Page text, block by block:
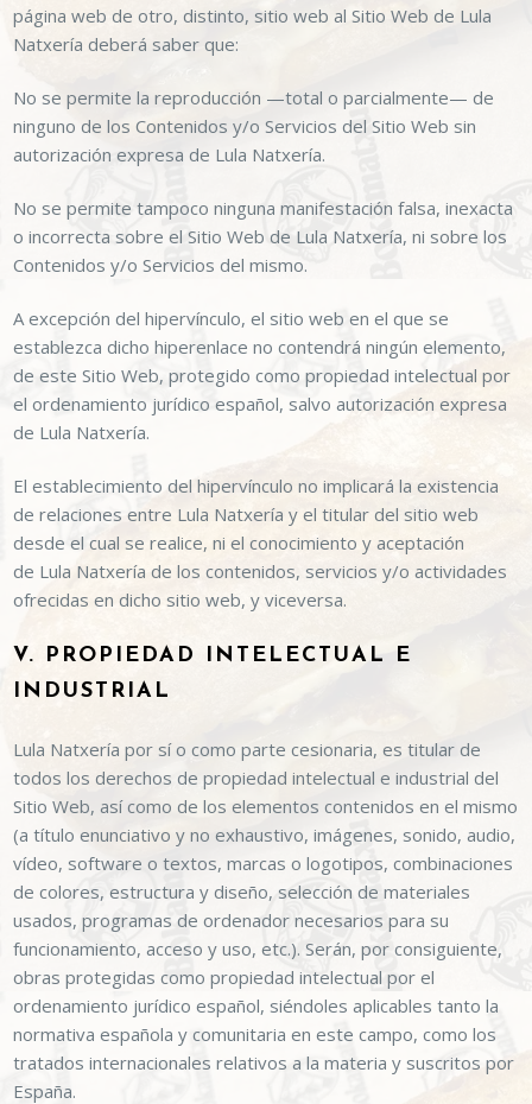
página web de otro, distinto, sitio web al Sitio Web de Lula
Natxería deberá saber que:
No se permite la reproducción —total o parcialmente— de
ninguno de los Contenidos y/o Servicios del Sitio Web sin
autorización expresa de Lula Natxería.
No se permite tampoco ninguna manifestación falsa, inexacta
o incorrecta sobre el Sitio Web de Lula Natxería, ni sobre los
Contenidos y/o Servicios del mismo.
A excepción del hipervínculo, el sitio web en el que se
establezca dicho hiperenlace no contendrá ningún elemento,
de este Sitio Web, protegido como propiedad intelectual por
el ordenamiento jurídico español, salvo autorización expresa
de Lula Natxería.
El establecimiento del hipervínculo no implicará la existencia
de relaciones entre Lula Natxería y el titular del sitio web
desde el cual se realice, ni el conocimiento y aceptación
de Lula Natxería de los contenidos, servicios y/o actividades
ofrecidas en dicho sitio web, y viceversa.
V. PROPIEDAD INTELECTUAL E
INDUSTRIAL
Lula Natxería por sí o como parte cesionaria, es titular de
todos los derechos de propiedad intelectual e industrial del
Sitio Web, así como de los elementos contenidos en el mismo
(a título enunciativo y no exhaustivo, imágenes, sonido, audio,
vídeo, software o textos, marcas o logotipos, combinaciones
de colores, estructura y diseño, selección de materiales
usados, programas de ordenador necesarios para su
funcionamiento, acceso y uso, etc.). Serán, por consiguiente,
obras protegidas como propiedad intelectual por el
ordenamiento jurídico español, siéndoles aplicables tanto la
normativa española y comunitaria en este campo, como los
tratados internacionales relativos a la materia y suscritos por
España.